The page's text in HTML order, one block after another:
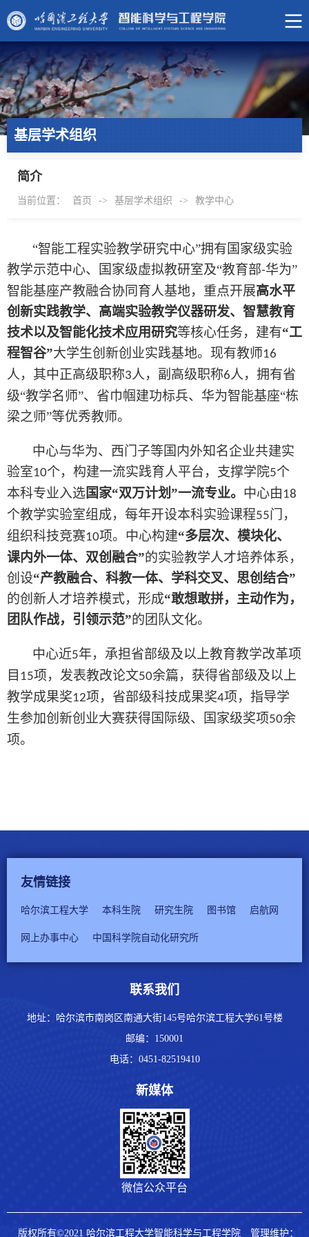
基层学术组织
简介
当前位置： 首页 -> 基层学术组织 -> 教学中心
“智能工程实验教学研究中心”拥有国家级实验
教学示范中心、国家级虚拟教研室及“教育部-华为”
智能基座产教融合协同育人基地，重点开展高水平
创新实践教学、高端实验教学仪器研发、智慧教育
技术以及智能化技术应用研究等核心任务，建有“工
程智谷”大学生创新创业实践基地。现有教师16
人，其中正高级职称3人，副高级职称6人，拥有省
级“教学名师”、省巾帼建功标兵、华为智能基座“栋
梁之师”等优秀教师。
中心与华为、西门子等国内外知名企业共建实
验室10个，构建一流实践育人平台，支撑学院5个
本科专业入选国家“双万计划”一流专业。 中心由18
个教学实验室组成，每年开设本科实验课程55门，
组织科技竞赛10项。中心构建“多层次、模块化、
课内外一体、双创融合”的实验教学人才培养体系，
创设“产教融合、科教一体、学科交叉、思创结合”
的创新人才培养模式，形成“敢想敢拼，主动作为，
团队作战，引领示范”的团队文化。
中心近5年，承担省部级及以上教育教学改革项
目 15项，发表教改论文50余篇，获得省部级及以上
教学成果奖12项，省部级科技成果奖4项，指导学
生参加创新创业大赛获得国际级、国家级奖项50余
项。
友情链接
哈尔滨工程大学 本科生院 研究生院 图书馆 启航网
网上办事中心 中国科学院自动化研究所
联系我们
地址：哈尔滨市南岗区南通大街145号哈尔滨工程大学61号楼
邮编： 150001
电话： 0451-82519410
新媒体
微信公众平台
版权所有©2021 哈尔滨工程大学智能科学与工程学院 管理维护：